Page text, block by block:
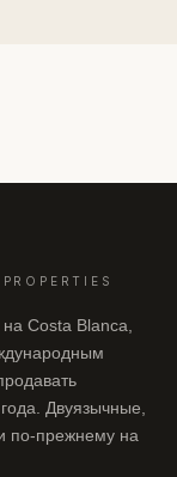
Costa Blanca,
Двуязычные,
по-прежнему на